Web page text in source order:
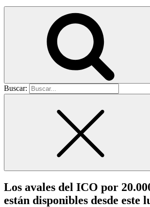
Buscar:
Los avales del ICO por
están disponibles desde este